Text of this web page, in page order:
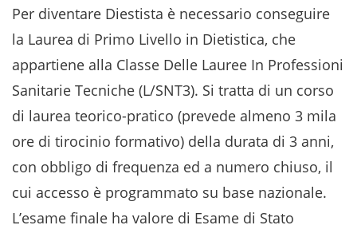
Per diventare Diestista è necessario conseguire
la Laurea di Primo Livello in Dietistica, che
appartiene alla Classe Delle Lauree In Professioni
Sanitarie Tecniche (L/SNT3). Si tratta di un corso
di laurea teorico-pratico (prevede almeno 3 mila
ore di tirocinio formativo) della durata di 3 anni,
con obbligo di frequenza ed a numero chiuso, il
cui accesso è programmato su base nazionale.
L’esame finale ha valore di Esame di Stato